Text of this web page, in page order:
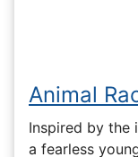
Animal
Inspired by the
a fearless